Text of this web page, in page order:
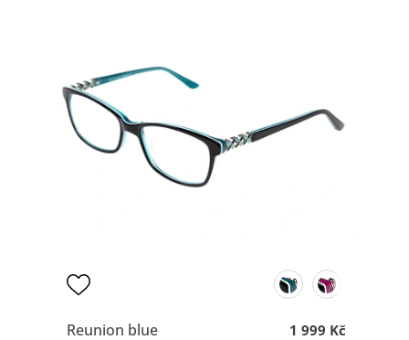
Reunion blue 1 999 Kč